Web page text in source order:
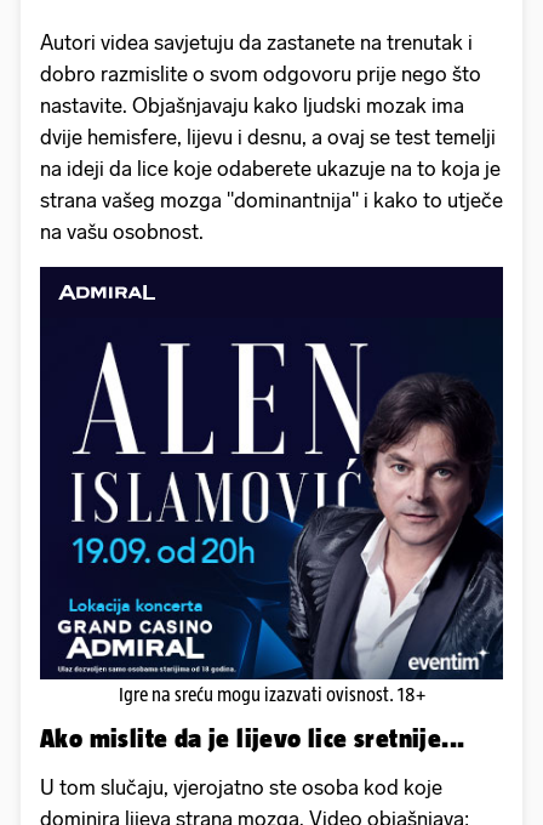
Autori videa savjetuju da zastanete na trenutak i
dobro razmislite o svom odgovoru prije nego što
nastavite. Objašnjavaju kako ljudski mozak ima
dvije hemisfere, lijevu i desnu, a ovaj se test temelji
na ideji da lice koje odaberete ukazuje na to koja je
strana vašeg mozga "dominantnija" i kako to utječe
na vašu osobnost.
Igre na sreću mogu izazvati ovisnost. 18+
Ako mislite da je lijevo lice sretnije...
U tom slučaju, vjerojatno ste osoba kod koje
dominira lijeva strana mozga. Video objašnjava: